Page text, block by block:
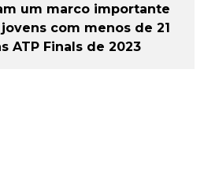
um marco importante
com menos de 21
ATP Finals de 2023